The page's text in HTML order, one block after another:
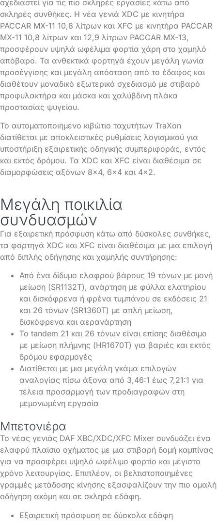
σχεδιαστεί για τις πιο σκληρές εργασίες κάτω από
σκληρές συνθήκες. Η νέα γενιά XDC με κινητήρα
PACCAR MX-11 10,8 λίτρων και XFC με κινητήρα PACCAR
MX-11 10,8 λίτρων και 12,9 λίτρων PACCAR MX-13,
προσφέρουν υψηλά ωφέλιμα φορτία χάρη στο χαμηλό
απόβαρο. Τα ανθεκτικά φορτηγά έχουν μεγάλη γωνία
προσέγγισης και μεγάλη απόσταση από το έδαφος και
διαθέτουν μοναδικό εξωτερικό σχεδιασμό με στιβαρό
προφυλακτήρα και μάσκα και χαλύβδινη πλάκα
προστασίας ψυγείου.
Το αυτοματοποιημένο κιβώτιο ταχυτήτων TraXon
διατίθεται με αποκλειστικές ρυθμίσεις λογισμικού για
υποστήριξη εξαιρετικής οδηγικής συμπεριφοράς, εντός
και εκτός δρόμου. Τα XDC και XFC είναι διαθέσιμα σε
διαμορφώσεις αξόνων 8×4, 6×4 και 4×2.
Μεγάλη ποικιλία
συνδυασμών
Για εξαιρετική πρόσφυση κάτω από δύσκολες συνθήκες,
τα φορτηγά XDC και XFC είναι διαθέσιμα με μια επιλογή
από διπλής οδήγησης και χαμηλής συντήρησης:
Από ένα δίδυμο ελαφρού βάρους 19 τόνων με μονή
μείωση (SR1132T), ανάρτηση με φύλλα ελατηρίου
και δισκόφρενα ή φρένα τυμπάνου σε εκδόσεις 21
και 26 τόνων (SR1360T) με απλή μείωση,
δισκόφρενα και αερανάρτηση
Το tandem 21 και 26 τόνων είναι επίσης διαθέσιμο
με μείωση πλήμνης (HR1670T) για βαριές και εκτός
δρόμου εφαρμογές
Διατίθεται με μια μεγάλη γκάμα επιλογών
αναλογίας πίσω άξονα από 3,46:1 έως 7,21:1 για
τέλεια προσαρμογή των προδιαγραφών στη
μεμονωμένη εργασία
Μπετονιέρα
Το νέας γενιάς DAF XBC/XDC/XFC Mixer συνδυάζει ένα
ελαφρύ πλαίσιο οχήματος με μια στιβαρή δομή καμπίνας
για να προσφέρει υψηλό ωφέλιμο φορτίο και μέγιστο
χρόνο λειτουργίας. Επιπλέον, οι βελτιστοποιημένες
γραμμές μετάδοσης κίνησης εξασφαλίζουν την πιο ομαλή
οδήγηση ακόμη και σε σκληρά εδάφη.
Εξαιρετική πρόσφυση σε δύσκολα εδάφη